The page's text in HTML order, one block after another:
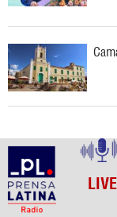
LIVE